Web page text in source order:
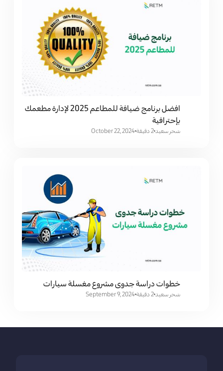
افضل برنامج ضيافة للمطاعم 2025 لإدارة مطعمك
بإحترافية
سَحر سعيد 2 دقيقة October 22, 2024
خطوات دراسة جدوى مشروع مغسلة سيارات
سَحر سعيد 2 دقيقة September 9, 2024